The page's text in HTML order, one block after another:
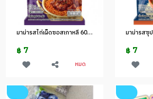
มาม่ารสไก่เผ็ดซอสเกาหลี 60 กรัม
฿ 7
หมด
฿ 7